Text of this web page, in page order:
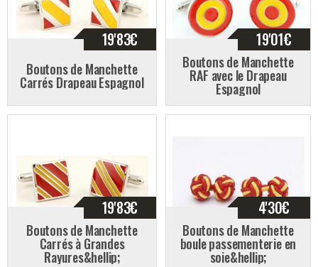
19'83€
Boutons de Manchette
Carrés Drapeau Espagnol
19'01€
Boutons de Manchette
RAF avec le Drapeau
Espagnol
19'83€
Boutons de Manchette
Carrés à Grandes
Rayures&hellip;
4'30€
Boutons de Manchette
boule passementerie en
soie&hellip;